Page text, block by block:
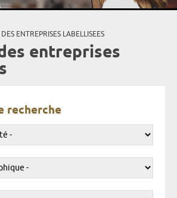
ENTREPRISES LABELLISEES
entreprises
recherche